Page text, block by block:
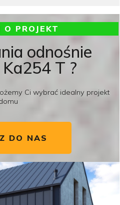
O PROJEKT
odnośnie
T ?
Ci wybrać idealny projekt
DO NAS